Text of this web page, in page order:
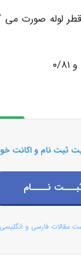
لوله صورت
ثبت نام و اکانت
نــــام
مقالات فارسی و